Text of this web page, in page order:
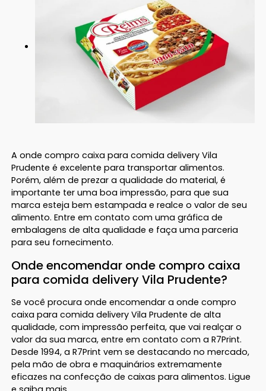
A onde compro caixa para comida delivery Vila
Prudente é excelente para transportar alimentos.
Porém, além de prezar a qualidade do material, é
importante ter uma boa impressão, para que sua
marca esteja bem estampada e realce o valor de seu
alimento. Entre em contato com uma gráfica de
embalagens de alta qualidade e faça uma parceria
para seu fornecimento.
Onde encomendar onde compro caixa
para comida delivery Vila Prudente?
Se você procura onde encomendar a onde compro
caixa para comida delivery Vila Prudente de alta
qualidade, com impressão perfeita, que vai realçar o
valor da sua marca, entre em contato com a R7Print.
Desde 1994, a R7Print vem se destacando no mercado,
pela mão de obra e maquinários extremamente
eficazes na confecção de caixas para alimentos. Ligue